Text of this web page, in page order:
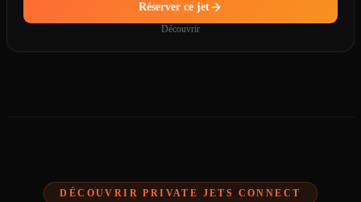
Réserver ce jet
Découvrir
DÉCOUVRIR PRIVATE JETS CONNECT